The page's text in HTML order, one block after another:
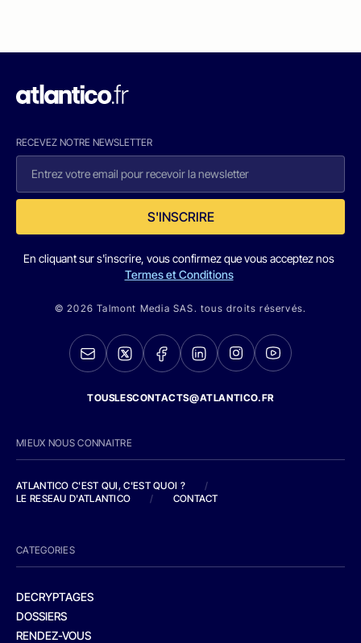
RECEVEZ NOTRE NEWSLETTER
S'INSCRIRE
En cliquant sur s'inscrire, vous confirmez que vous acceptez nos
Termes et Conditions
© 2026 Talmont Media SAS. tous droits réservés.
TOUSLESCONTACTS@ATLANTICO.FR
MIEUX NOUS CONNAITRE
ATLANTICO C'EST QUI, C'EST QUOI ?
/
LE RESEAU D'ATLANTICO
/ CONTACT
CATEGORIES
DECRYPTAGES
DOSSIERS
RENDEZ-VOUS